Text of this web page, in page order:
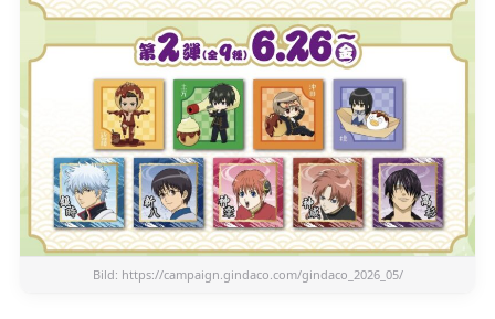
Bild: https://campaign.gindaco.com/gindaco_2026_05/